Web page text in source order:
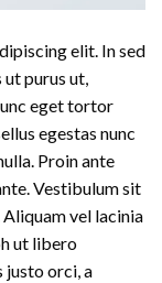
elit. In sed
ut purus ut,
eget tortor
egestas nunc
Proin ante
Vestibulum sit
vel lacinia
ut libero
justo orci, a